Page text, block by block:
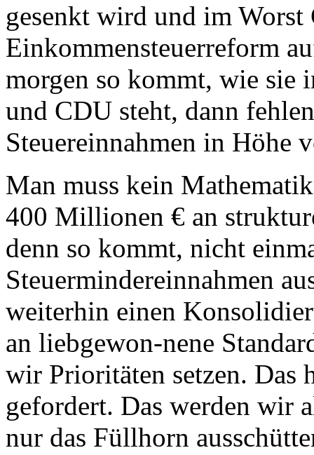
gesenkt wird und im Worst
Einkommensteuerreform
morgen so kommt, wie sie
und CDU steht, dann
Steuereinnahmen in Höhe
Man muss kein
400 Millionen € an
denn so kommt, nicht
Steuermindereinnahmen
weiterhin einen
an liebgewon-nene
wir Prioritäten setzen. Das
gefordert. Das werden wir
nur das Füllhorn